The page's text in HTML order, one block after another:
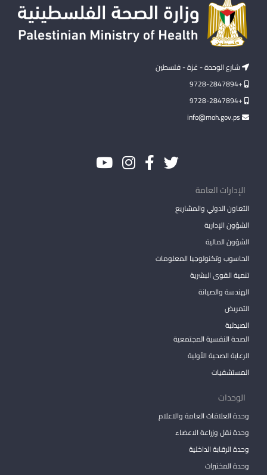
شارع الوحدة - غزة - فلسطين
+9728-2847894
+9728-2847894
الإدارات العامة
التعاون الدولي والمشاريع
الشؤون الإدارية
الشؤون المالية
الحاسوب وتكنولوجيا المعلومات
تنمية القوى البشرية
الهندسة والصيانة
التمريض
الصيدلية
الصحة النفسية المجتمعية
الرعاية الصحية الأولية
المستشفيات
الوحدات
وحدة العلاقات العامة والاعلام
وحدة نقل وزراعة الاعضاء
وحدة الرقابة الداخلية
وحدة المختبرات